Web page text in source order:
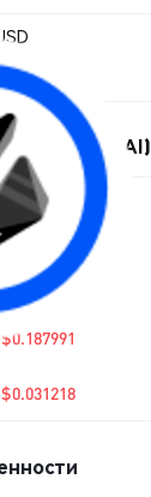
yVault (YVRAI)
-$0.037576